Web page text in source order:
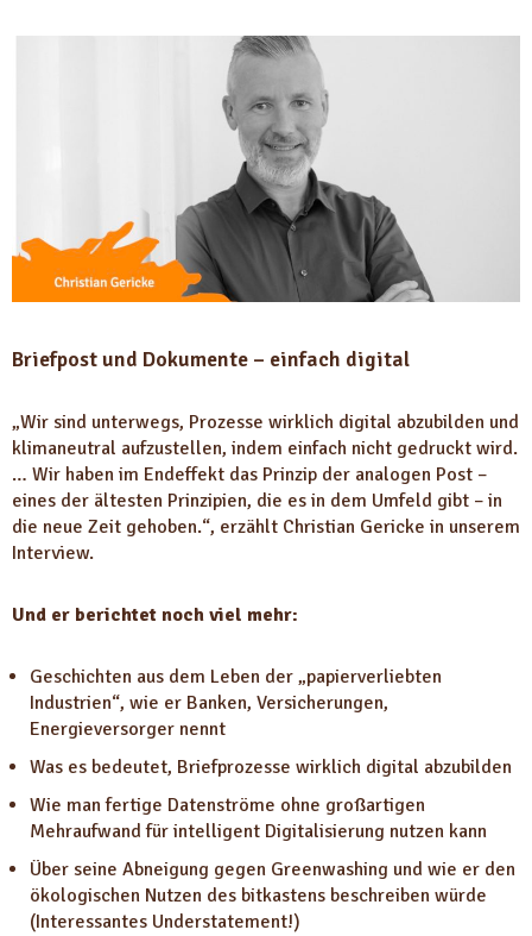
Briefpost und Dokumente – einfach digital
„Wir sind unterwegs, Prozesse wirklich digital abzubilden und
klimaneutral aufzustellen, indem einfach nicht gedruckt wird.
… Wir haben im Endeffekt das Prinzip der analogen Post –
eines der ältesten Prinzipien, die es in dem Umfeld gibt – in
die neue Zeit gehoben.“, erzählt Christian Gericke in unserem
Interview.
Und er berichtet noch viel mehr:
Geschichten aus dem Leben der „papierverliebten
Industrien“, wie er Banken, Versicherungen,
Energieversorger nennt
Was es bedeutet, Briefprozesse wirklich digital abzubilden
Wie man fertige Datenströme ohne großartigen
Mehraufwand für intelligent Digitalisierung nutzen kann
Über seine Abneigung gegen Greenwashing und wie er den
ökologischen Nutzen des bitkastens beschreiben würde
(Interessantes Understatement!)